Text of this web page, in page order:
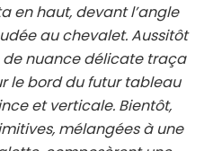
en haut, devant l’angle
au chevalet. Aussitôt
nuance délicate traça
le bord du futur tableau
et verticale. Bientôt,
mélangées à une